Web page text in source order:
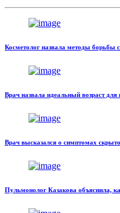
Косметолог назвала методы
Врач назвала идеальный возраст
Врач высказался о симптомах
Пульмонолог Казакова объяснила,